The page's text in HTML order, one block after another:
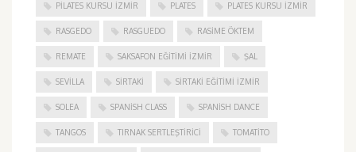
PILATES KURSU İZMIR PLATES PLATES KURSU İZMIR
RASGEDO RASGUEDO RASIME ÖKTEM
REMATE SAKSAFON EĞITIMI İZMIR ŞAL
SEVILLA SIRTAKI SIRTAKI EĞITIMI İZMIR
SOLEA SPANISH CLASS SPANISH DANCE
TANGOS TIRNAK SERTLEŞTIRICI TOMATITO